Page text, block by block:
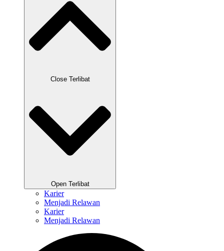
Close Terlibat
Open Terlibat
Karier
Menjadi Relawan
Karier
Menjadi Relawan